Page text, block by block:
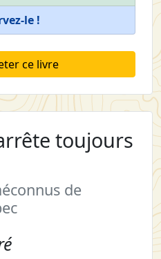
le !
ce livre
toujours
de